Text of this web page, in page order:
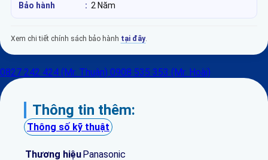
Bảo hành : 2 Năm
Xem chi tiết chính sách bảo hành tại đây.
0827 242 424 (Mr. Thuận) 0908 535 353 (Mr. Hoài)
Thông tin thêm:
Thông số kỹ thuật
Thương hiệuPanasonic